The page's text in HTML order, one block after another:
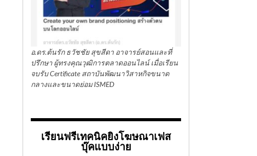
อ.ดร.ต้นรัก ธวัชชัย สุขสีดา อาจารย์สอนและที่
ปรึกษา ผู้ทรงคุณวุฒิการตลาดออนไลน์ เมื่อเรียน
จบรับ Certificate สถาบันพัฒนาวิสาหกิจขนาด
กลางและขนาดย่อม ISMED
เรียนฟรีเทคนิคยิงโฆษณาเฟส
บุ๊คแบบง่าย